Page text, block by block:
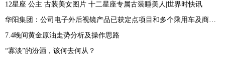
12星座 公主 古装美女图片 十二星座专属古装睡美人|世界时快讯
华阳集团：公司电子外后视镜产品已获定点项目和多个乘用车及商用车预研项目_今日热议
7.4晚间黄金原油走势分析及操作思路
“寡淡”的汾酒，该何去何从？